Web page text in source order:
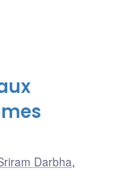
Darbha,